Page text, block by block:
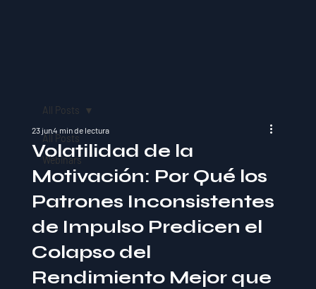
All Posts
Webinars
All Posts
Volatilidad de la
Motivación: Por Qué los
Patrones Inconsistentes
de Impulso Predicen el
Colapso del
Rendimiento Mejor que
23 jun4 min de lectura